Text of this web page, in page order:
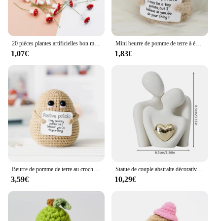
1,07€
Mini beurre de pomme de terre à énergie positive HDPPocket, laine en peluche faite à la main avec carte, drôle, cadeau de Noël, décoration de la maison et de la chambre, nouveau
1,83€
3,59€
Statue de couple abstraite décorative nordique, sculpture de maison moderne, figurine en céramique, ornements d'artisanat de salon, FigAuckland
10,29€